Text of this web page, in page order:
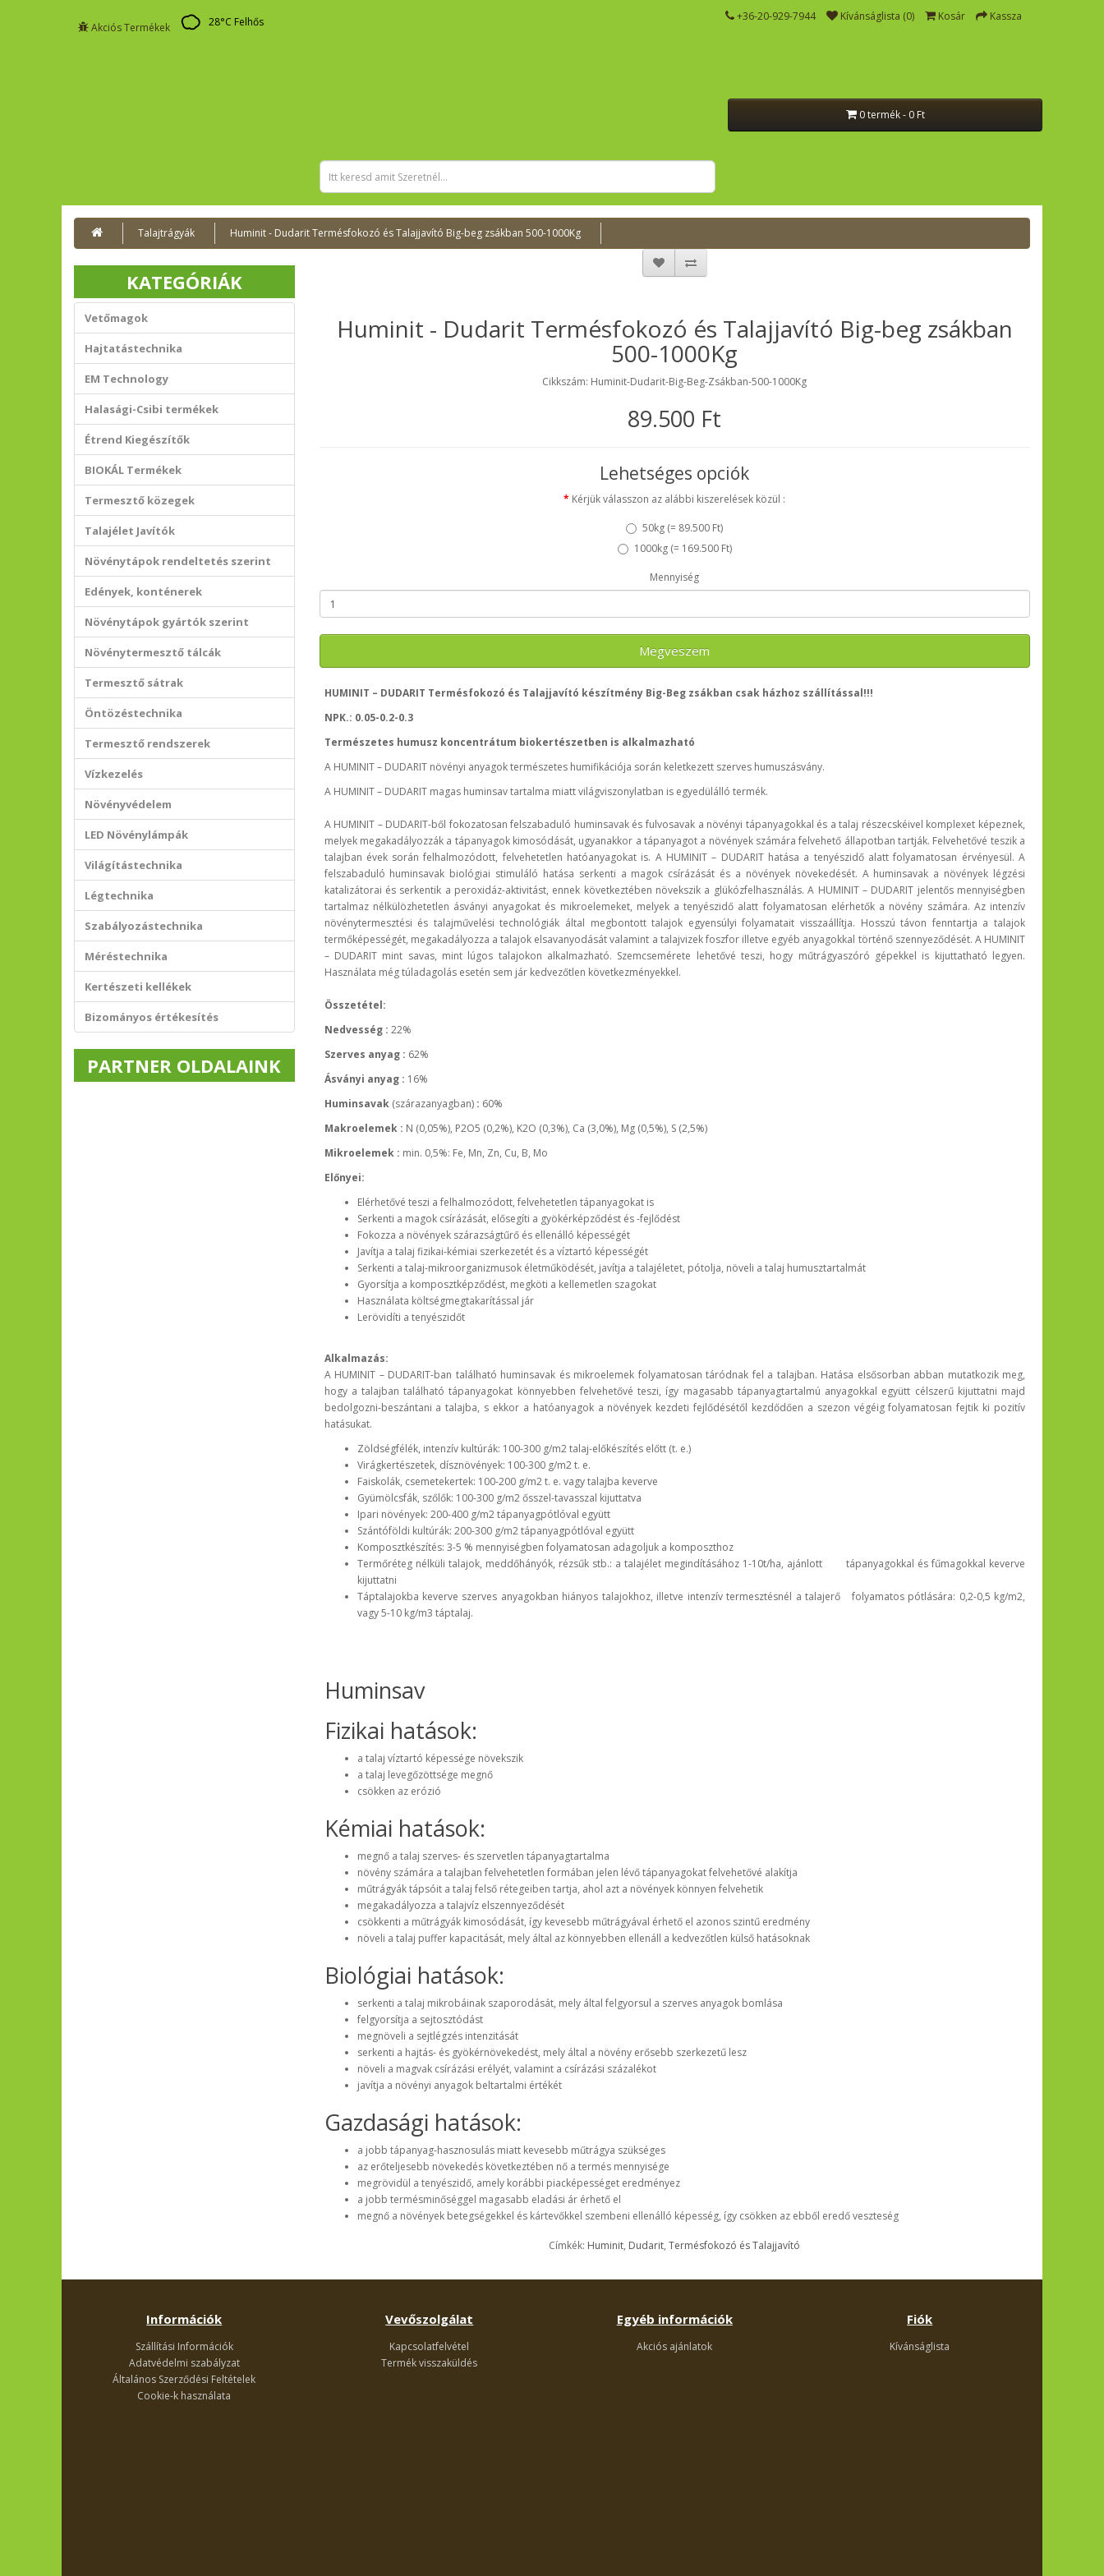
Akciós Termékek 28°C Felhős +36-20-929-7944 Kívánságlista (0) Kosár Kassza
0 termék - 0 Ft
Talajtrágyák Huminit - Dudarit Termésfokozó és Talajjavító Big-beg zsákban 500-1000Kg
KATEGÓRIÁK
Vetőmagok
Hajtatástechnika
EM Technology
Halasági-Csibi termékek
Étrend Kiegészítők
BIOKÁL Termékek
Termesztő közegek
Talajélet Javítók
Növénytápok rendeltetés szerint
Edények, konténerek
Növénytápok gyártók szerint
Növénytermesztő tálcák
Termesztő sátrak
Öntözéstechnika
Termesztő rendszerek
Vízkezelés
Növényvédelem
LED Növénylámpák
Világítástechnika
Légtechnika
Szabályozástechnika
Méréstechnika
Kertészeti kellékek
Bizományos értékesítés
PARTNER OLDALAINK
Huminit - Dudarit Termésfokozó és Talajjavító Big-beg zsákban
500-1000Kg
Cikkszám: Huminit-Dudarit-Big-Beg-Zsákban-500-1000Kg
89.500 Ft
Lehetséges opciók
Kérjük válasszon az alábbi kiszerelések közül :
50kg (= 89.500 Ft)
1000kg (= 169.500 Ft)
Mennyiség
Megveszem
HUMINIT – DUDARIT Termésfokozó és Talajjavító készítmény Big-Beg zsákban csak házhoz szállítással!!!
NPK.: 0.05-0.2-0.3
Természetes humusz koncentrátum biokertészetben is alkalmazható
A HUMINIT – DUDARIT növényi anyagok természetes humifikációja során keletkezett szerves humuszásvány.
A HUMINIT – DUDARIT magas huminsav tartalma miatt világviszonylatban is egyedülálló termék.
A HUMINIT – DUDARIT-ből fokozatosan felszabaduló huminsavak és fulvosavak a növényi tápanyagokkal és a talaj részecskéivel komplexet képeznek,
melyek megakadályozzák a tápanyagok kimosódását, ugyanakkor a tápanyagot a növények számára felvehető állapotban tartják. Felvehetővé teszik a
talajban évek során felhalmozódott, felvehetetlen hatóanyagokat is. A HUMINIT – DUDARIT hatása a tenyészidő alatt folyamatosan érvényesül. A
felszabaduló huminsavak biológiai stimuláló hatása serkenti a magok csírázását és a növények növekedését. A huminsavak a növények légzési
katalizátorai és serkentik a peroxidáz-aktivitást, ennek következtében növekszik a glükózfelhasználás. A HUMINIT – DUDARIT jelentős mennyiségben
tartalmaz nélkülözhetetlen ásványi anyagokat és mikroelemeket, melyek a tenyészidő alatt folyamatosan elérhetők a növény számára. Az intenzív
növénytermesztési és talajművelési technológiák által megbontott talajok egyensúlyi folyamatait visszaállítja. Hosszú távon fenntartja a talajok
termőképességét, megakadályozza a talajok elsavanyodását valamint a talajvizek foszfor illetve egyéb anyagokkal történő szennyeződését. A HUMINIT
– DUDARIT mint savas, mint lúgos talajokon alkalmazható. Szemcsemérete lehetővé teszi, hogy műtrágyaszóró gépekkel is kijuttatható legyen.
Használata még túladagolás esetén sem jár kedvezőtlen következményekkel.
Összetétel:
Nedvesség : 22%
Szerves anyag : 62%
Ásványi anyag : 16%
Huminsavak (szárazanyagban): 60%
Makroelemek : N (0,05%), P2O5 (0,2%), K2O (0,3%), Ca (3,0%), Mg (0,5%), S (2,5%)
Mikroelemek : min. 0,5%: Fe, Mn, Zn, Cu, B, Mo
Előnyei:
Elérhetővé teszi a felhalmozódott, felvehetetlen tápanyagokat is
Serkenti a magok csírázását, elősegíti a gyökérképződést és -fejlődést
Fokozza a növények szárazságtűrő és ellenálló képességét
Javítja a talaj fizikai-kémiai szerkezetét és a víztartó képességét
Serkenti a talaj-mikroorganizmusok életműködését, javítja a talajéletet, pótolja, növeli a talaj humusztartalmát
Gyorsítja a komposztképződést, megköti a kellemetlen szagokat
Használata költségmegtakarítással jár
Lerövidíti a tenyészidőt
Alkalmazás:
A HUMINIT – DUDARIT-ban található huminsavak és mikroelemek folyamatosan táródnak fel a talajban. Hatása elsősorban abban mutatkozik meg,
hogy a talajban található tápanyagokat könnyebben felvehetővé teszi, így magasabb tápanyagtartalmú anyagokkal együtt célszerű kijuttatni majd
bedolgozni-beszántani a talajba, s ekkor a hatóanyagok a növények kezdeti fejlődésétől kezdődően a szezon végéig folyamatosan fejtik ki pozitív
hatásukat.
Zöldségfélék, intenzív kultúrák: 100-300 g/m2 talaj-előkészítés előtt (t. e.)
Virágkertészetek, dísznövények: 100-300 g/m2 t. e.
Faiskolák, csemetekertek: 100-200 g/m2 t. e. vagy talajba keverve
Gyümölcsfák, szőlők: 100-300 g/m2 ősszel-tavasszal kijuttatva
Ipari növények: 200-400 g/m2 tápanyagpótlóval együtt
Szántóföldi kultúrák: 200-300 g/m2 tápanyagpótlóval együtt
Komposztkészítés: 3-5 % mennyiségben folyamatosan adagoljuk a komposzthoz
Termőréteg nélküli talajok, meddőhányók, rézsűk stb.: a talajélet megindításához 1-10t/ha, ajánlott tápanyagokkal és fűmagokkal keverve
kijuttatni
Táptalajokba keverve szerves anyagokban hiányos talajokhoz, illetve intenzív termesztésnél a talajerő folyamatos pótlására: 0,2-0,5 kg/m2,
vagy 5-10 kg/m3 táptalaj.
Huminsav
Fizikai hatások:
a talaj víztartó képessége növekszik
a talaj levegőzöttsége megnő
csökken az erózió
Kémiai hatások:
megnő a talaj szerves- és szervetlen tápanyagtartalma
növény számára a talajban felvehetetlen formában jelen lévő tápanyagokat felvehetővé alakítja
műtrágyák tápsóit a talaj felső rétegeiben tartja, ahol azt a növények könnyen felvehetik
megakadályozza a talajvíz elszennyeződését
csökkenti a műtrágyák kimosódását, így kevesebb műtrágyával érhető el azonos szintű eredmény
növeli a talaj puffer kapacitását, mely által az könnyebben ellenáll a kedvezőtlen külső hatásoknak
Biológiai hatások:
serkenti a talaj mikrobáinak szaporodását, mely által felgyorsul a szerves anyagok bomlása
felgyorsítja a sejtosztódást
megnöveli a sejtlégzés intenzitását
serkenti a hajtás- és gyökérnövekedést, mely által a növény erősebb szerkezetű lesz
növeli a magvak csírázási erélyét, valamint a csírázási százalékot
javítja a növényi anyagok beltartalmi értékét
Gazdasági hatások:
a jobb tápanyag-hasznosulás miatt kevesebb műtrágya szükséges
az erőteljesebb növekedés következtében nő a termés mennyisége
megrövidül a tenyészidő, amely korábbi piacképességet eredményez
a jobb termésminőséggel magasabb eladási ár érhető el
megnő a növények betegségekkel és kártevőkkel szembeni ellenálló képesség, így csökken az ebből eredő veszteség
Címkék: Huminit, Dudarit,Termésfokozó és Talajjavító
Információk
Szállítási Információk
Adatvédelmi szabályzat
Általános Szerződési Feltételek
Cookie-k használata
Vevőszolgálat
Kapcsolatfelvétel
Termék visszaküldés
Egyéb információk
Akciós ajánlatok
Fiók
Kívánságlista